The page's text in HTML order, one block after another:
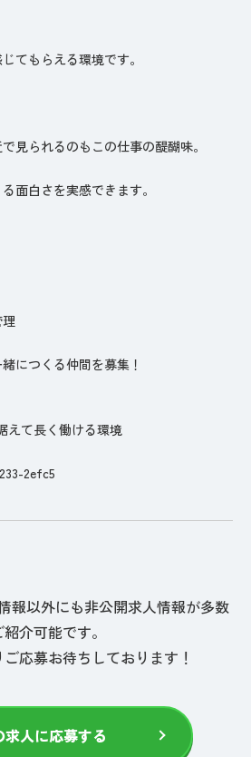
てもらえる環境です。
見られるのもこの仕事の醍醐味。
面白さを実感できます。
につくる仲間を募集！
えて長く働ける環境
2efc5
報以外にも非公開求人情報が多数
紹介可能です。
応募お待ちしております！
求人に応募する